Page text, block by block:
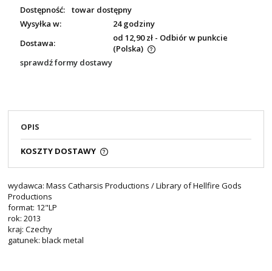
Dostępność:
towar dostępny
Wysyłka w:
24 godziny
Dostawa:
od 12,90 zł - Odbiór w punkcie
(Polska)
sprawdź formy dostawy
OPIS
KOSZTY DOSTAWY
wydawca: Mass Catharsis Productions / Library of Hellfire Gods
Productions
format: 12"LP
rok: 2013
kraj: Czechy
gatunek: black metal